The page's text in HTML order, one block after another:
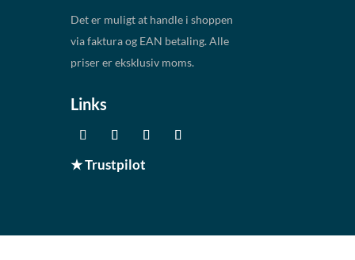
Det er muligt at handle i shoppen
via faktura og EAN betaling. Alle
priser er eksklusiv moms.
Links
★ Trustpilot